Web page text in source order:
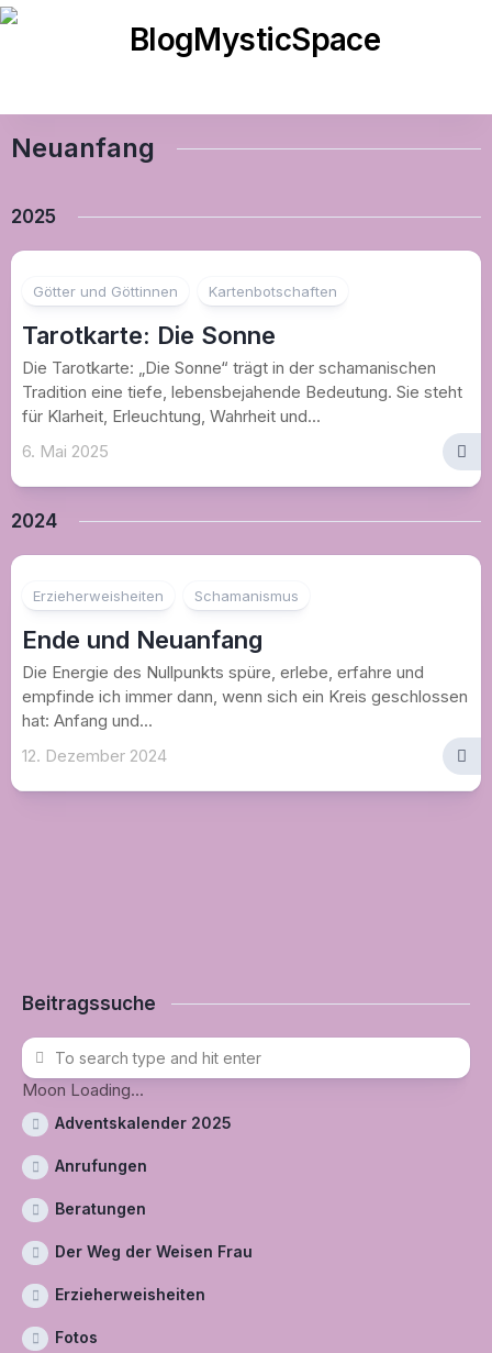
Skip
Neuanfang
2025
Götter und Göttinnen Kartenbotschaften
Tarotkarte: Die Sonne
Die Tarotkarte: „Die Sonne“ trägt in der schamanischen
Tradition eine tiefe, lebensbejahende Bedeutung. Sie steht
für Klarheit, Erleuchtung, Wahrheit und...
6. Mai 2025
2024
Erzieherweisheiten Schamanismus
Ende und Neuanfang
Die Energie des Nullpunkts spüre, erlebe, erfahre und
empfinde ich immer dann, wenn sich ein Kreis geschlossen
hat: Anfang und...
12. Dezember 2024
Beitragssuche
Moon Loading...
Adventskalender 2025
Anrufungen
Beratungen
Der Weg der Weisen Frau
Erzieherweisheiten
Fotos